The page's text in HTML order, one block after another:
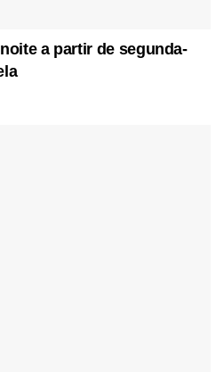
a partir de segunda-